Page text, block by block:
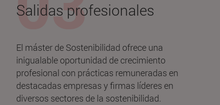
Salidas profesionales
El máster de Sostenibilidad ofrece una
inigualable oportunidad de crecimiento
profesional con prácticas remuneradas en
destacadas empresas y firmas líderes en
diversos sectores de la sostenibilidad.